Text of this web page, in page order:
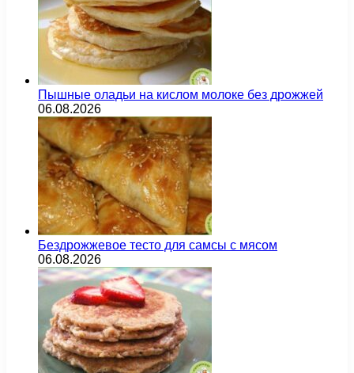
Пышные оладьи на кислом молоке без дрожжей
06.08.2026
Бездрожжевое тесто для самсы с мясом
06.08.2026